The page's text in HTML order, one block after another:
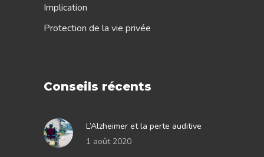
Implication
Protection de la vie privée
Conseils récents
L’Alzheimer et la perte auditive
1 août 2020